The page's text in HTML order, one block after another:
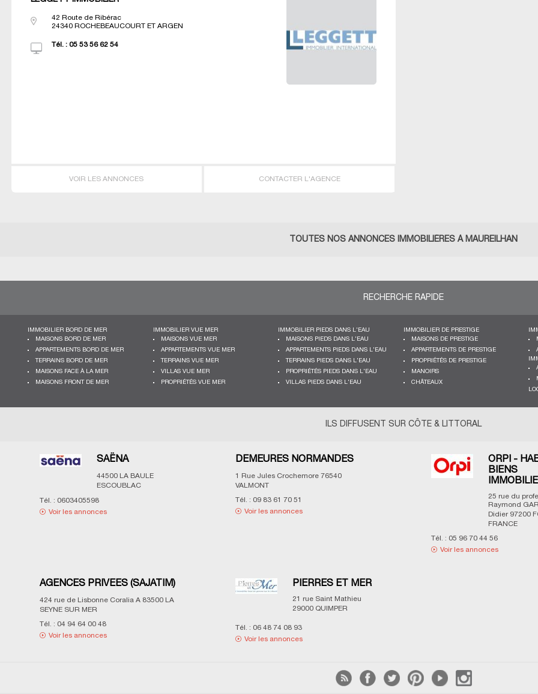
42 Route de Ribérac
24340 ROCHEBEAUCOURT ET ARGEN
Tél. : 05 53 56 62 54
VOIR LES ANNONCES CONTACTER L'AGENCE
TOUTES NOS ANNONCES IMMOBILIÈRES À MAUREILHAN
RECHERCHE RAPIDE
IMMOBILIER BORD DE MER
MAISONS BORD DE MER
APPARTEMENTS BORD DE MER
TERRAINS BORD DE MER
MAISONS FACE À LA MER
MAISONS FRONT DE MER
IMMOBILIER VUE MER
MAISONS VUE MER
APPARTEMENTS VUE MER
TERRAINS VUE MER
VILLAS VUE MER
PROPRIÉTÉS VUE MER
IMMOBILIER PIEDS DANS L'EAU
MAISONS PIEDS DANS L'EAU
APPARTEMENTS PIEDS DANS L'EAU
TERRAINS PIEDS DANS L'EAU
PROPRIÉTÉS PIEDS DANS L'EAU
VILLAS PIEDS DANS L'EAU
IMMOBILIER DE PRESTIGE
MAISONS DE PRESTIGE
APPARTEMENTS DE PRESTIGE
PROPRIÉTÉS DE PRESTIGE
MANOIRS
CHÂTEAUX
ILS DIFFUSENT SUR CÔTE & LITTORAL
SAËNA
44500
LA BAULE
ESCOUBLAC
Tél. : 0603405598
Voir les annonces
DEMEURES NORMANDES
1 Rue Jules Crochemore 76540
VALMONT
Tél. : 09 83 61 70 51
Voir les annonces
ORPI -
BIENS
25 rue du
Raymond
Didier 97200
FRANCE
Tél. : 05 96 70 44 56
Voir les annonces
AGENCES PRIVEES (SAJATIM)
424 rue de Lisbonne Coralia A 83500
LA
SEYNE SUR MER
Tél. : 04 94 64 00 48
Voir les annonces
PIERRES ET MER
21 rue Saint Mathieu
29000 QUIMPER
Tél. : 06 48 74 08 93
Voir les annonces